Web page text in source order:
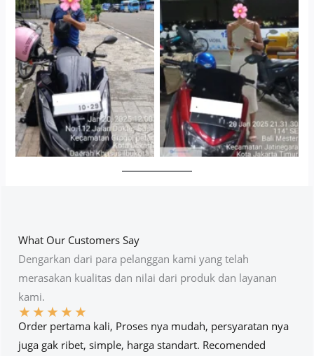
Antar Jemput Kendaraan
Cityplaza Jatinegara
Gedung Parkir P6A
What Our Customers Say
Dengarkan dari para pelanggan kami yang telah
merasakan kualitas dan nilai dari produk dan layanan
kami.
★★★★★
Order pertama kali, Proses nya mudah, persyaratan nya
juga gak ribet, simple, harga standart. Recomended